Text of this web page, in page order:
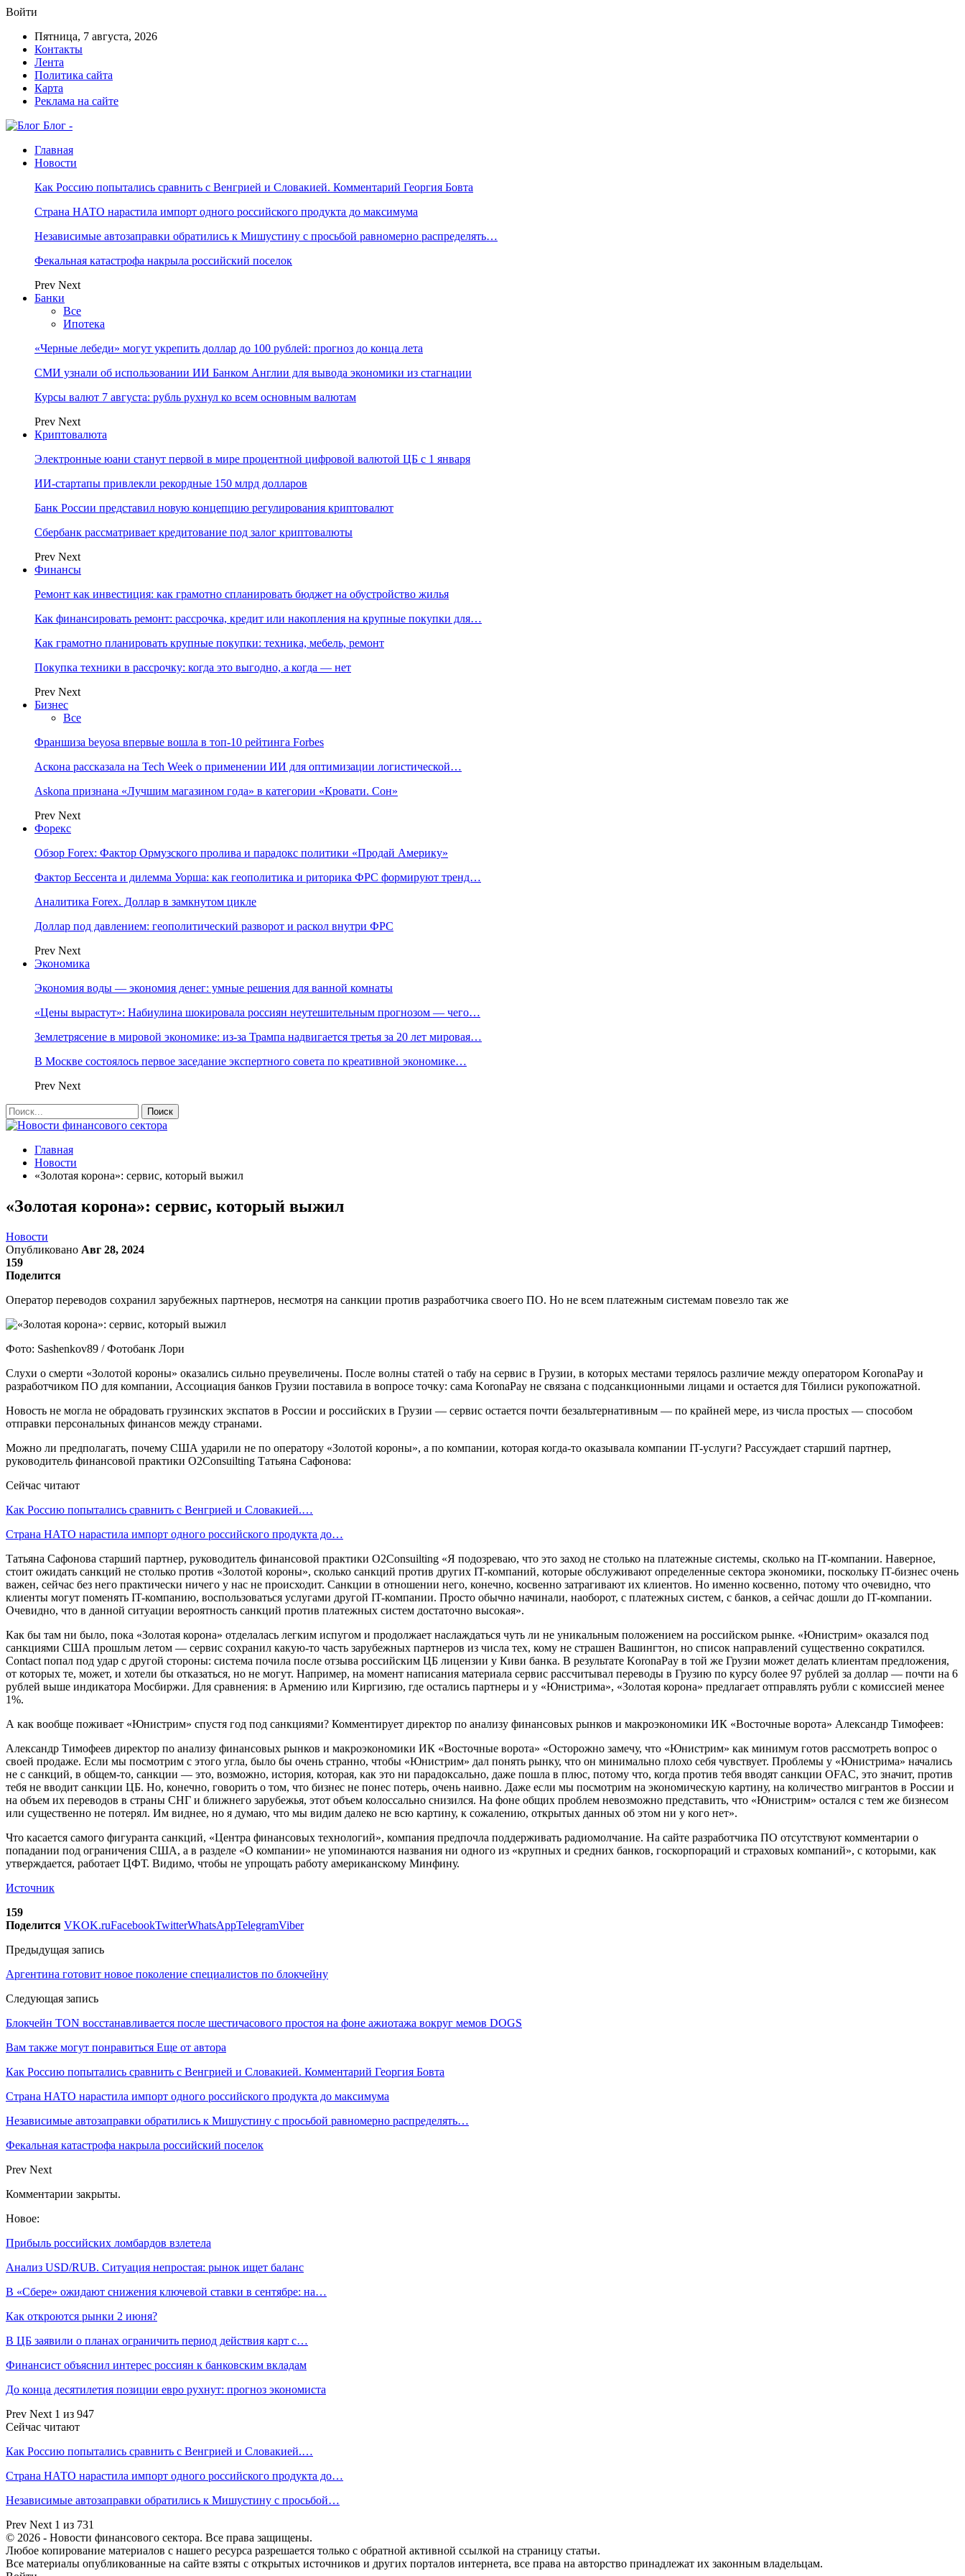
Войти
Пятница, 7 августа, 2026
Контакты
Лента
Политика сайта
Карта
Реклама на сайте
Блог -
Главная
Новости
Как Россию попытались сравнить с Венгрией и Словакией. Комментарий Георгия Бовта
Страна НАТО нарастила импорт одного российского продукта до максимума
Независимые автозаправки обратились к Мишустину с просьбой равномерно распределять…
Фекальная катастрофа накрыла российский поселок
Prev Next
Банки
Все
Ипотека
«Черные лебеди» могут укрепить доллар до 100 рублей: прогноз до конца лета
СМИ узнали об использовании ИИ Банком Англии для вывода экономики из стагнации
Курсы валют 7 августа: рубль рухнул ко всем основным валютам
Prev Next
Криптовалюта
Электронные юани станут первой в мире процентной цифровой валютой ЦБ с 1 января
ИИ-стартапы привлекли рекордные 150 млрд долларов
Банк России представил новую концепцию регулирования криптовалют
Сбербанк рассматривает кредитование под залог криптовалюты
Prev Next
Финансы
Ремонт как инвестиция: как грамотно спланировать бюджет на обустройство жилья
Как финансировать ремонт: рассрочка, кредит или накопления на крупные покупки для…
Как грамотно планировать крупные покупки: техника, мебель, ремонт
Покупка техники в рассрочку: когда это выгодно, а когда — нет
Prev Next
Бизнес
Все
Франшиза beyosa впервые вошла в топ-10 рейтинга Forbes
Аскона рассказала на Tech Week о применении ИИ для оптимизации логистической…
Askona признана «Лучшим магазином года» в категории «Кровати. Сон»
Prev Next
Форекс
Обзор Forex: Фактор Ормузского пролива и парадокс политики «Продай Америку»
Фактор Бессента и дилемма Уорша: как геополитика и риторика ФРС формируют тренд…
Аналитика Forex. Доллар в замкнутом цикле
Доллар под давлением: геополитический разворот и раскол внутри ФРС
Prev Next
Экономика
Экономия воды — экономия денег: умные решения для ванной комнаты
«Цены вырастут»: Набиулина шокировала россиян неутешительным прогнозом — чего…
Землетрясение в мировой экономике: из-за Трампа надвигается третья за 20 лет мировая…
В Москве состоялось первое заседание экспертного совета по креативной экономике…
Prev Next
Главная
Новости
«Золотая корона»: сервис, который выжил
«Золотая корона»: сервис, который выжил
Новости
Опубликовано Авг 28, 2024
159
Поделится
Оператор переводов сохранил зарубежных партнеров, несмотря на санкции против разработчика своего ПО. Но не всем платежным системам повезло так же
Фото: Sashenkov89 / Фотобанк Лори
Слухи о смерти «Золотой короны» оказались сильно преувеличены. После волны статей о табу на сервис в Грузии, в которых местами терялось различие между оператором KoronaPay и
разработчиком ПО для компании, Ассоциация банков Грузии поставила в вопросе точку: сама KoronaPay не связана с подсанкционными лицами и остается для Тбилиси рукопожатной.
Новость не могла не обрадовать грузинских экспатов в России и российских в Грузии — сервис остается почти безальтернативным — по крайней мере, из числа простых — способом
отправки персональных финансов между странами.
Можно ли предполагать, почему США ударили не по оператору «Золотой короны», а по компании, которая когда-то оказывала компании IT-услуги? Рассуждает старший партнер,
руководитель финансовой практики O2Consuilting Татьяна Сафонова:
Сейчас читают
Как Россию попытались сравнить с Венгрией и Словакией.…
Страна НАТО нарастила импорт одного российского продукта до…
Татьяна Сафонова старший партнер, руководитель финансовой практики O2Consuilting «Я подозреваю, что это заход не столько на платежные системы, сколько на IT-компании. Наверное,
стоит ожидать санкций не столько против «Золотой короны», сколько санкций против других IT-компаний, которые обслуживают определенные сектора экономики, поскольку IT-бизнес очень
важен, сейчас без него практически ничего у нас не происходит. Санкции в отношении него, конечно, косвенно затрагивают их клиентов. Но именно косвенно, потому что очевидно, что
клиенты могут поменять IT-компанию, воспользоваться услугами другой IT-компании. Просто обычно начинали, наоборот, с платежных систем, с банков, а сейчас дошли до IT-компании.
Очевидно, что в данной ситуации вероятность санкций против платежных систем достаточно высокая».
Как бы там ни было, пока «Золотая корона» отделалась легким испугом и продолжает наслаждаться чуть ли не уникальным положением на российском рынке. «Юнистрим» оказался под
санкциями США прошлым летом — сервис сохранил какую-то часть зарубежных партнеров из числа тех, кому не страшен Вашингтон, но список направлений существенно сократился.
Contact попал под удар с другой стороны: система почила после отзыва российским ЦБ лицензии у Киви банка. В результате KoronaPay в той же Грузии может делать клиентам предложения,
от которых те, может, и хотели бы отказаться, но не могут. Например, на момент написания материала сервис рассчитывал переводы в Грузию по курсу более 97 рублей за доллар — почти на 6
рублей выше индикатора Мосбиржи. Для сравнения: в Армению или Киргизию, где остались партнеры и у «Юнистрима», «Золотая корона» предлагает отправлять рубли с комиссией менее
1%.
А как вообще поживает «Юнистрим» спустя год под санкциями? Комментирует директор по анализу финансовых рынков и макроэкономики ИК «Восточные ворота» Александр Тимофеев:
Александр Тимофеев директор по анализу финансовых рынков и макроэкономики ИК «Восточные ворота» «Осторожно замечу, что «Юнистрим» как минимум готов рассмотреть вопрос о
своей продаже. Если мы посмотрим с этого угла, было бы очень странно, чтобы «Юнистрим» дал понять рынку, что он минимально плохо себя чувствует. Проблемы у «Юнистрима» начались
не с санкций, в общем-то, санкции — это, возможно, история, которая, как это ни парадоксально, даже пошла в плюс, потому что, когда против тебя вводят санкции OFAC, это значит, против
тебя не вводит санкции ЦБ. Но, конечно, говорить о том, что бизнес не понес потерь, очень наивно. Даже если мы посмотрим на экономическую картину, на количество мигрантов в России и
на объем их переводов в страны СНГ и ближнего зарубежья, этот объем колоссально снизился. На фоне общих проблем невозможно представить, что «Юнистрим» остался с тем же бизнесом
или существенно не потерял. Им виднее, но я думаю, что мы видим далеко не всю картину, к сожалению, открытых данных об этом ни у кого нет».
Что касается самого фигуранта санкций, «Центра финансовых технологий», компания предпочла поддерживать радиомолчание. На сайте разработчика ПО отсутствуют комментарии о
попадании под ограничения США, а в разделе «О компании» не упоминаются названия ни одного из «крупных и средних банков, госкорпораций и страховых компаний», с которыми, как
утверждается, работает ЦФТ. Видимо, чтобы не упрощать работу американскому Минфину.
Источник
159
Поделится VKOK.ruFacebookTwitterWhatsAppTelegramViber
Предыдущая запись
Аргентина готовит новое поколение специалистов по блокчейну
Следующая запись
Блокчейн TON восстанавливается после шестичасового простоя на фоне ажиотажа вокруг мемов DOGS
Вам также могут понравиться Еще от автора
Как Россию попытались сравнить с Венгрией и Словакией. Комментарий Георгия Бовта
Страна НАТО нарастила импорт одного российского продукта до максимума
Независимые автозаправки обратились к Мишустину с просьбой равномерно распределять…
Фекальная катастрофа накрыла российский поселок
Prev Next
Комментарии закрыты.
Новое:
Прибыль российских ломбардов взлетела
Анализ USD/RUB. Ситуация непростая: рынок ищет баланс
В «Сбере» ожидают снижения ключевой ставки в сентябре: на…
Как откроются рынки 2 июня?
В ЦБ заявили о планах ограничить период действия карт с…
Финансист объяснил интерес россиян к банковским вкладам
До конца десятилетия позиции евро рухнут: прогноз экономиста
Prev Next 1 из 947
Сейчас читают
Как Россию попытались сравнить с Венгрией и Словакией.…
Страна НАТО нарастила импорт одного российского продукта до…
Независимые автозаправки обратились к Мишустину с просьбой…
Prev Next 1 из 731
© 2026 - Новости финансового сектора. Все права защищены.
Любое копирование материалов с нашего ресурса разрешается только с обратной активной ссылкой на страницу статьи.
Все материалы опубликованные на сайте взяты с открытых источников и других порталов интернета, все права на авторство принадлежат их законным владельцам.